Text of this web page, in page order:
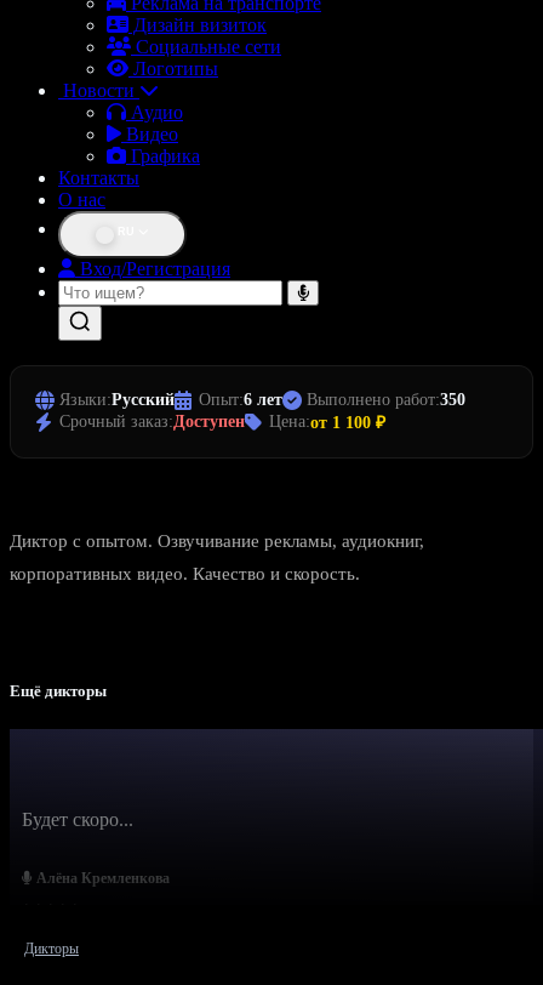
Дизайн визиток
Социальные сети
Логотипы
Новости
Аудио
Видео
Графика
Контакты
О нас
Вход/Регистрация
Языки:Русский Опыт:6 лет Выполнено работ:350
Срочный заказ:Доступен Цена:от 1 100 ₽
Диктор с опытом. Озвучивание рекламы, аудиокниг,
корпоративных видео. Качество и скорость.
Ещё дикторы
Алёна Кремленкова
Будет скоро...
Дикторы